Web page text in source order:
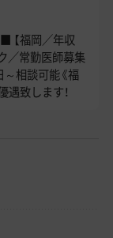
【福岡／年収
／常勤医師募集
相談可能《福
致します！